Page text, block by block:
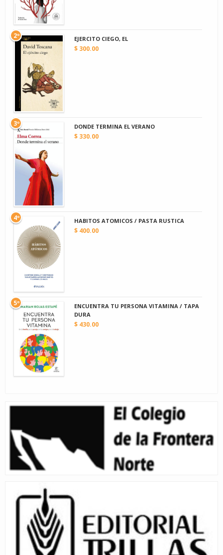
EJERCITO CIEGO, EL
$ 300.00
2º
DONDE TERMINA EL VERANO
$ 330.00
3º
HABITOS ATOMICOS / PASTA RUSTICA
$ 400.00
4º
ENCUENTRA TU PERSONA VITAMINA / TAPA
DURA
$ 430.00
5º